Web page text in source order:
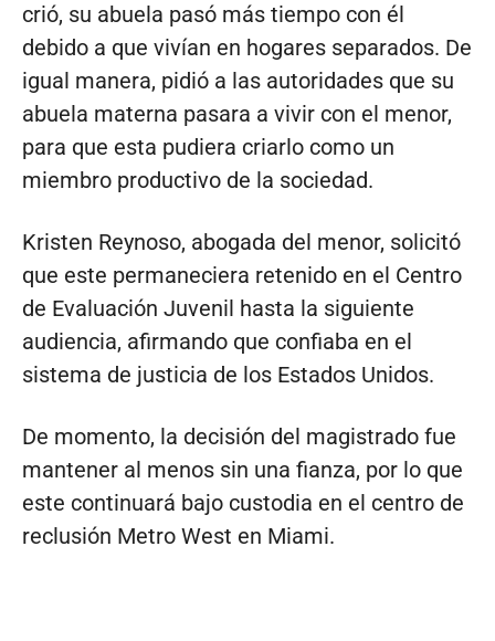
crió, su abuela pasó más tiempo con él
debido a que vivían en hogares separados. De
igual manera, pidió a las autoridades que su
abuela materna pasara a vivir con el menor,
para que esta pudiera criarlo como un
miembro productivo de la sociedad.
Kristen Reynoso, abogada del menor, solicitó
que este permaneciera retenido en el Centro
de Evaluación Juvenil hasta la siguiente
audiencia, afirmando que confiaba en el
sistema de justicia de los Estados Unidos.
De momento, la decisión del magistrado fue
mantener al menos sin una fianza, por lo que
este continuará bajo custodia en el centro de
reclusión Metro West en Miami.